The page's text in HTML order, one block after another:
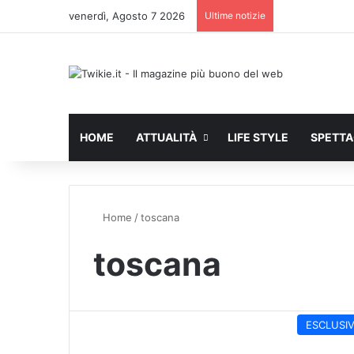
venerdì, Agosto 7 2026 Ultime notizie
HOME ATTUALITÀ LIFE STYLE
Home /toscana
toscana